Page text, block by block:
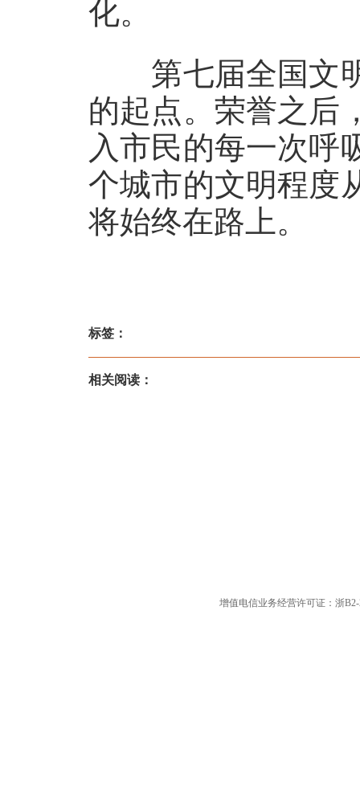
化。
第七届全国文明
的起点。荣誉之后
入市民的每一次呼
个城市的文明程度
将始终在路上。
标签：
相关阅读：
增值电信业务经营许可证：浙